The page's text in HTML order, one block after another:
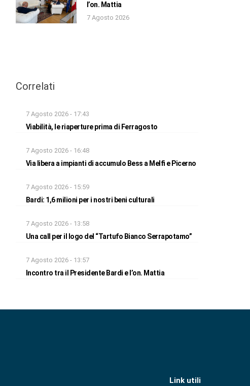
l’on. Mattia
7 Agosto 2026
Correlati
7 Agosto 2026 - 17:43
Viabilità, le riaperture prima di Ferragosto
7 Agosto 2026 - 16:48
Via libera a impianti di accumulo Bess a Melfi e Picerno
7 Agosto 2026 - 15:59
Bardi: 1,6 milioni per i nostri beni culturali
7 Agosto 2026 - 13:58
Una call per il logo del “Tartufo Bianco Serrapotamo”
7 Agosto 2026 - 13:57
Incontro tra il Presidente Bardi e l’on. Mattia
Link utili